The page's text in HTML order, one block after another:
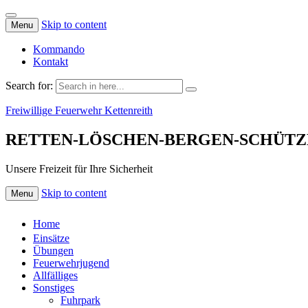
Menu Skip to content
Kommando
Kontakt
Search for:
Freiwillige Feuerwehr Kettenreith
RETTEN-LÖSCHEN-BERGEN-
Unsere Freizeit für Ihre Sicherheit
Menu Skip to content
Home
Einsätze
Übungen
Feuerwehrjugend
Allfälliges
Sonstiges
Fuhrpark